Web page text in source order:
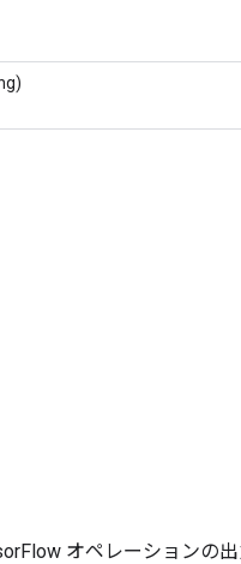
オペレーションの